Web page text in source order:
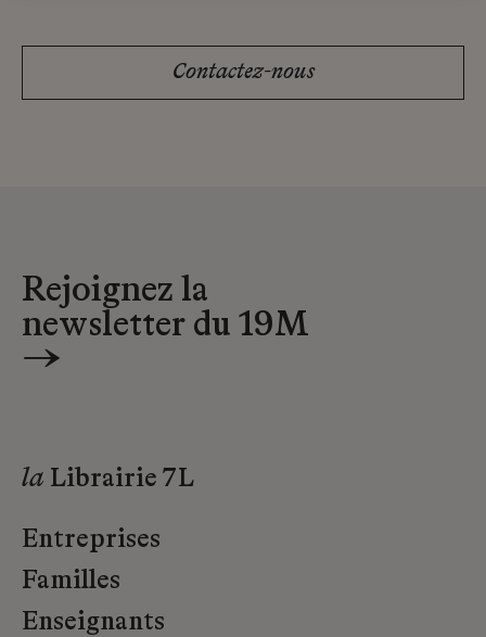
Contactez-nous
Rejoignez la
newsletter du 19M
→
la Librairie 7L
Entreprises
Familles
Enseignants